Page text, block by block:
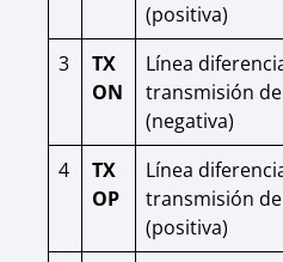
(positiva)
3
TX
ON
Línea
transmisión
(negativa)
4
TX
OP
Línea
transmisión
(positiva)